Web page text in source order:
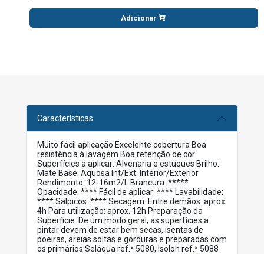
Adicionar
Características
Muito fácil aplicação Excelente cobertura Boa
resistência à lavagem Boa retenção de cor
Superfícies a aplicar: Alvenaria e estuques Brilho:
Mate Base: Aquosa Int/Ext: Interior/Exterior
Rendimento: 12-16m2/L Brancura: *****
Opacidade: **** Fácil de aplicar: **** Lavabilidade:
**** Salpicos: **** Secagem: Entre demãos: aprox.
4h Para utilização: aprox. 12h Preparação da
Superficie: De um modo geral, as superfícies a
pintar devem de estar bem secas, isentas de
poeiras, areias soltas e gorduras e preparadas com
os primários Seláqua ref.ª 5080, Isolon ref.ª 5088